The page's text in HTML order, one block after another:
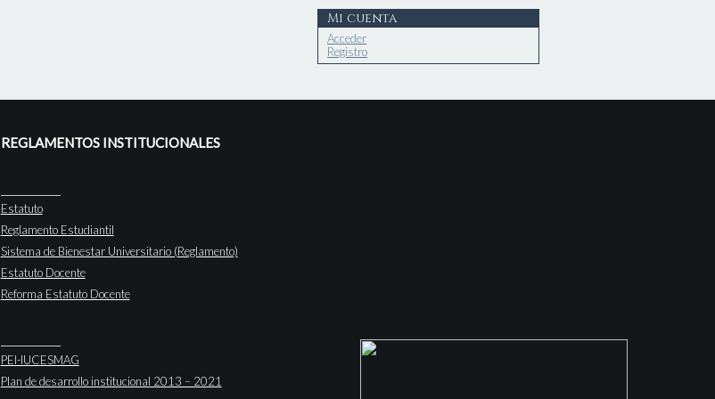
Mi cuenta
Acceder
Registro
REGLAMENTOS INSTITUCIONALES
Estatuto
Reglamento Estudiantil
Sistema de Bienestar Universitario (Reglamento)
Estatuto Docente
Reforma Estatuto Docente
PEI-IUCESMAG
Plan de desarrollo institucional 2013 – 2021